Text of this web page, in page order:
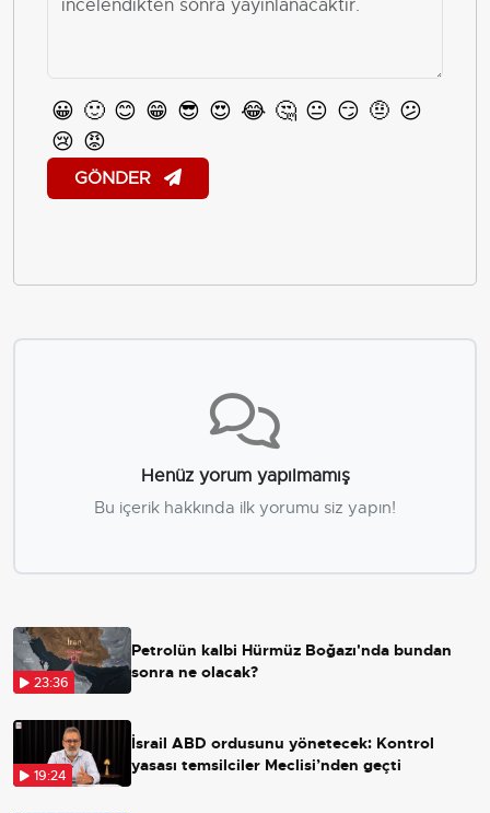
😀 🙂 😊 😁 😎 😍 😂 🤔 😐 😏 🤨 😕
😢 😡
GÖNDER
Henüz yorum yapılmamış
Bu içerik hakkında ilk yorumu siz yapın!
23:36
Petrolün kalbi Hürmüz Boğazı'nda bundan
sonra ne olacak?
19:24
İsrail ABD ordusunu yönetecek: Kontrol
yasası temsilciler Meclisi’nden geçti